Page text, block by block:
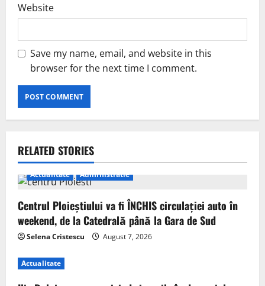
Website
Save my name, email, and website in this
browser for the next time I comment.
RELATED STORIES
Actualitate Administratie
Centrul Ploieștiului va fi ÎNCHIS circulației auto în
weekend, de la Catedrală până la Gara de Sud
Selena Cristescu August 7, 2026
Actualitate